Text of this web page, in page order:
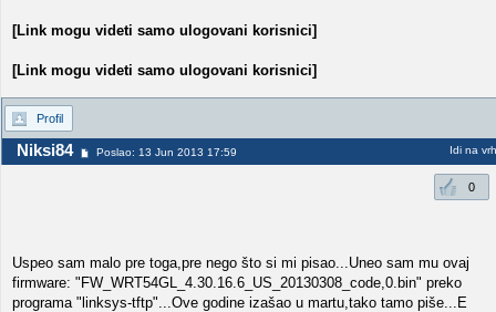
[Link mogu videti samo ulogovani korisnici]
[Link mogu videti samo ulogovani korisnici]
Profil
Niksi84 Poslao: 13 Jun 2013 17:59 Idi na vrh
0
Uspeo sam malo pre toga,pre nego što si mi pisao...Uneo sam mu ovaj
firmware: "FW_WRT54GL_4.30.16.6_US_20130308_code,0.bin" preko
programa "linksys-tftp"...Ove godine izašao u martu,tako tamo piše...E